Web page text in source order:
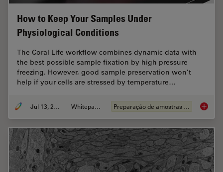
How to Keep Your Samples Under
Physiological Conditions
The Coral Life workflow combines dynamic data with
the best possible sample fixation by high pressure
freezing. However, good sample preservation won’t
help if your cells are stressed by temperature…
Jul 13, 2021 Whitepaper Preparação de amostras EM How to